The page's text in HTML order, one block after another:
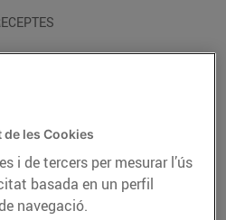
les Cookies
i de tercers per mesurar l’ús
basada en un perfil
navegació.